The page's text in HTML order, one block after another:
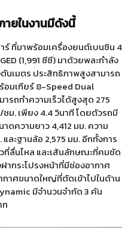
ายในงานมีดังนี้
ร์ ที่มาพร้อมเครื่องยนต์เบนซิน 4
(1,991 ซีซี) มาด้วยพละกำลัง
นเมตร ประสิทธิภาพสูงสามารถ
อมเกียร์ 8-Speed Dual
รถทำความเร็วได้สูงสุด 275
ม. เพียง 4.4 วินาที โดยตัวรถมี
ดความยาว 4,412 มม. ความ
และฐานล้อ 2,575 มม. อีกทั้งการ
ลื่นไหล และเส้นลักษณะที่คมชัด
ากระโปรงหน้าที่มีช่องอากาศ
กาศขนาดใหญ่ที่ตัดเข้าไปในด้าน
มีจำนวนจำกัด 3 คัน
ท